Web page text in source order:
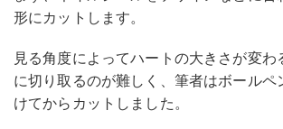
形にカットします。
見る角度によってハートの大きさが変わ
に切り取るのが難しく、筆者はボールペ
けてからカットしました。